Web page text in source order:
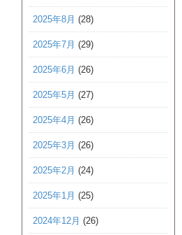
2025年8月 (28)
2025年7月 (29)
2025年6月 (26)
2025年5月 (27)
2025年4月 (26)
2025年3月 (26)
2025年2月 (24)
2025年1月 (25)
2024年12月 (26)